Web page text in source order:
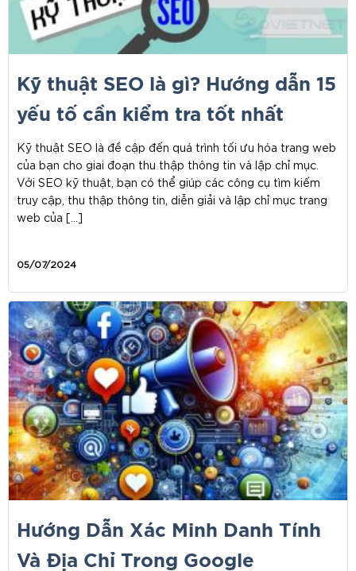
Kỹ thuật SEO là gì? Hướng dẫn 15
yếu tố cần kiểm tra tốt nhất
Kỹ thuật SEO là đề cập đến quá trình tối ưu hóa trang web
của bạn cho giai đoạn thu thập thông tin và lập chỉ mục.
Với SEO kỹ thuật, bạn có thể giúp các công cụ tìm kiếm
truy cập, thu thập thông tin, diễn giải và lập chỉ mục trang
web của […]
05/07/2024
Hướng Dẫn Xác Minh Danh Tính
Và Địa Chỉ Trong Google